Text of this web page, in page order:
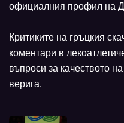
официалния профил на
Критиките на гръцкия
коментари в
въпроси за качеството
верига.